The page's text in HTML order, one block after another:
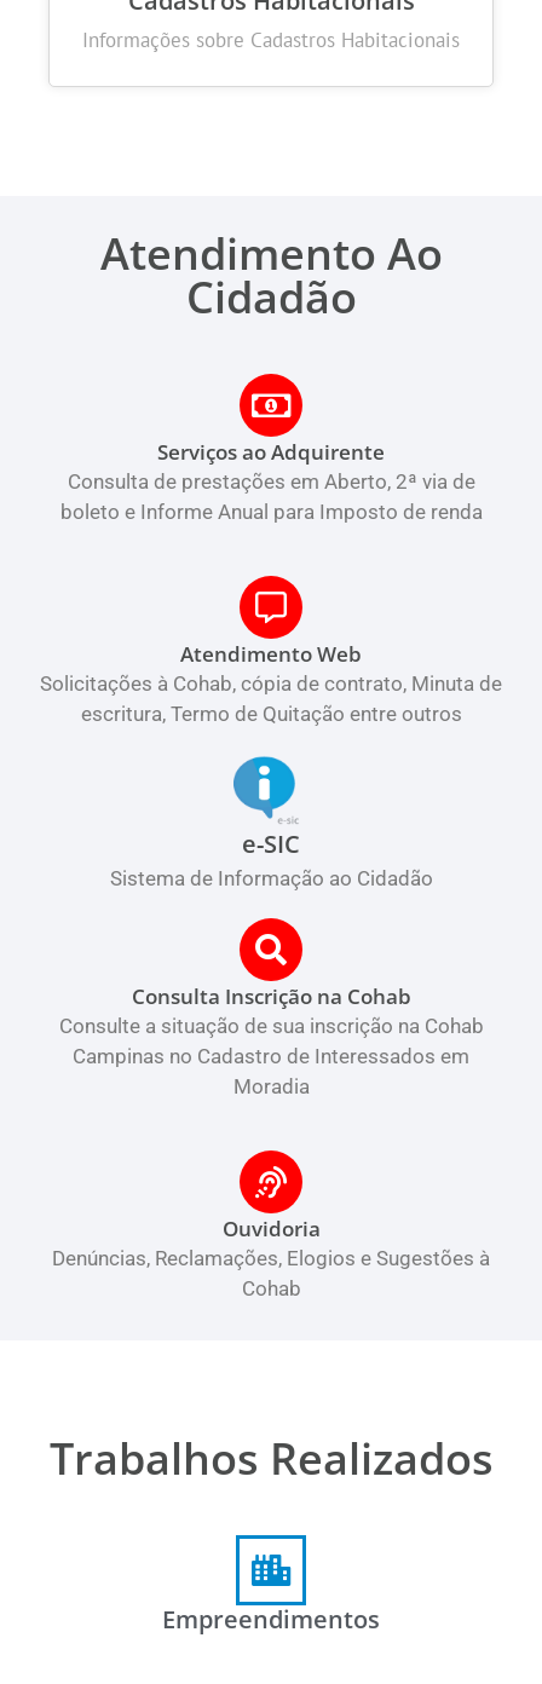
Informações sobre Cadastros Habitacionais
Atendimento Ao
Cidadão
Serviços ao Adquirente
Consulta de prestações em Aberto, 2ª via de
boleto e Informe Anual para Imposto de renda
Atendimento Web
Solicitações à Cohab, cópia de contrato, Minuta de
escritura, Termo de Quitação entre outros
e-SIC
Sistema de Informação ao Cidadão
Consulta Inscrição na Cohab
Consulte a situação de sua inscrição na Cohab
Campinas no Cadastro de Interessados em
Moradia
Ouvidoria
Denúncias, Reclamações, Elogios e Sugestões à
Cohab
Trabalhos Realizados
Empreendimentos